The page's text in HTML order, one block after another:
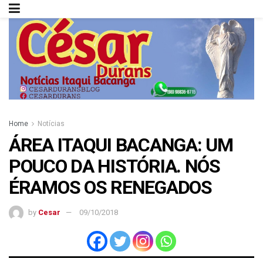
Home Notícias
ÁREA ITAQUI BACANGA: UM
POUCO DA HISTÓRIA. NÓS
ÉRAMOS OS RENEGADOS
by Cesar 09/10/2018